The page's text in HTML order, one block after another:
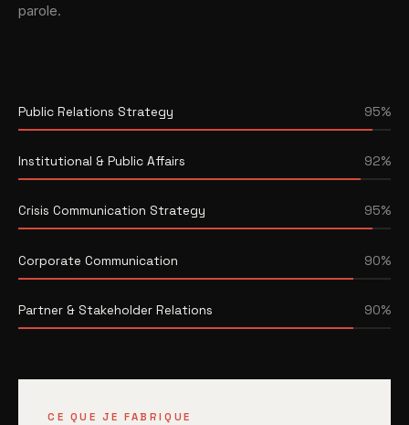
parole.
Public Relations Strategy 95%
Institutional & Public Affairs 92%
Crisis Communication Strategy 95%
Corporate Communication 90%
Partner & Stakeholder Relations 90%
CE QUE JE FABRIQUE